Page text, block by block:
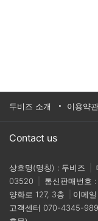
두비즈 소개 이용약관
Contact us
상호명(명칭) : 두비즈
03520
통신판매번호
양화로 127, 3층
이메일
고객센터 070-4345-